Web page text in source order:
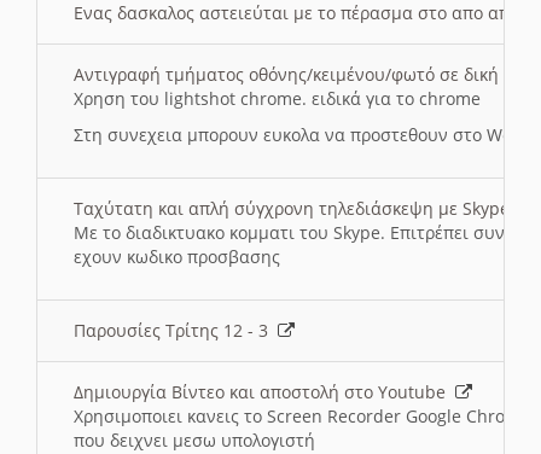
Ενας δασκαλος αστειεύται με το πέρασμα στο απο
Αντιγραφή τμήματος οθόνης/κειμένου/φωτό σε δική
Χρηση του lightshot chrome. ειδικά για το chrome
Στη συνεχεια μπορουν ευκολα να προστεθουν στο Word
Ταχύτατη και απλή σύγχρονη τηλεδιάσκεψη με Skype
Με το διαδικτυακο κομματι του Skype. Επιτρέπει
εχουν κωδικο προσβασης
Παρουσίες Τρίτης 12 - 3
Δημιουργία Βίντεο και αποστολή στο Youtube
Χρησιμοποιει κανεις το Screen Recorder Google Chrome
που δειχνει μεσω υπολογιστή